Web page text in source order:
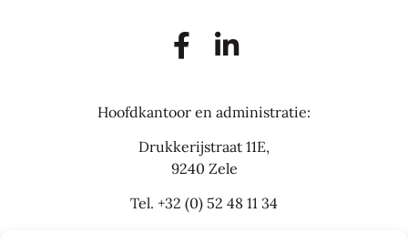
Hoofdkantoor en administratie:
Drukkerijstraat 11E,
9240 Zele
Tel. +32 (0) 52 48 11 34